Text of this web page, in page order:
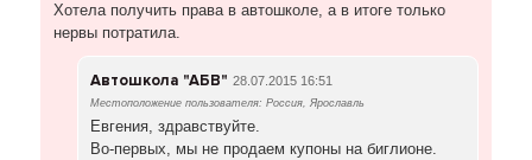
Хотела получить права в автошколе, а в итоге только
нервы потратила.
Автошкола "АБВ" 28.07.2015 16:51
Местоположение пользователя: Россия, Ярославль
Евгения, здравствуйте.
Во-первых, мы не продаем купоны на биглионе.